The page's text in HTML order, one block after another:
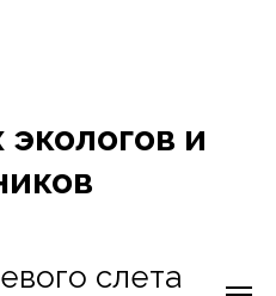
и
слета